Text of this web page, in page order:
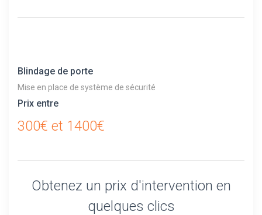
Blindage de porte
Mise en place de système de sécurité
Prix entre
300€ et 1400€
Obtenez un prix d'intervention en
quelques clics